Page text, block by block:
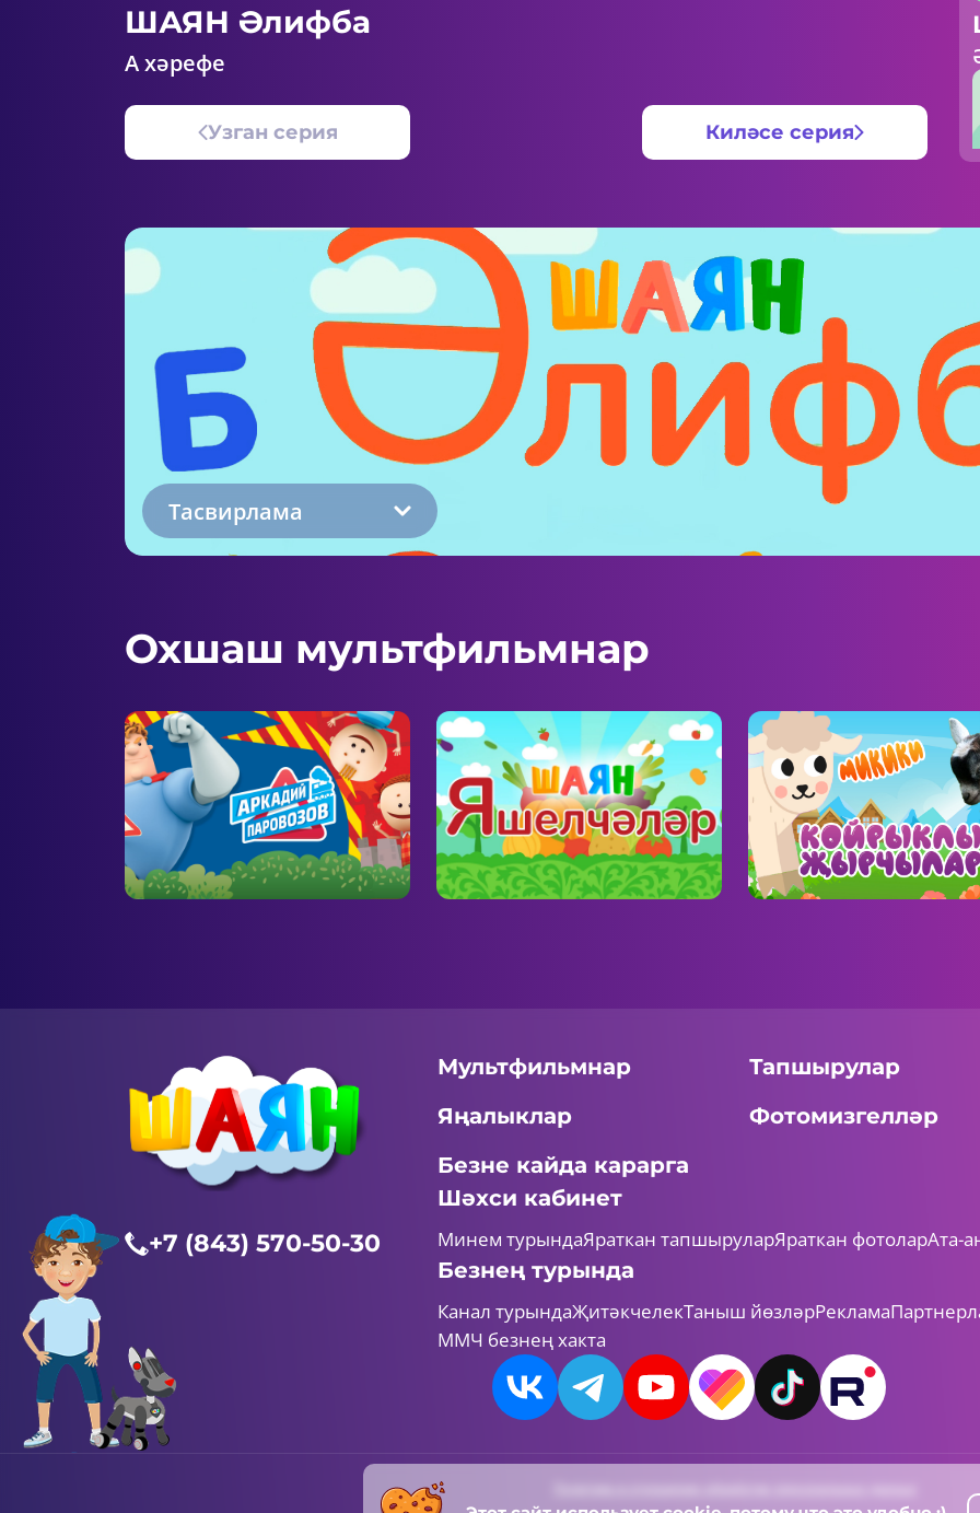
fullscreen
ШАЯН Әлифба
А хәрефе
Узган серия Киләсе серия
Тасвирлама
Охшаш мультфильмнар
+7 (843) 570-50-30
Мультфильмнар Тапшырулар
Яңалыклар
Фотомизгелләр
Безне кайда карарга
Шәхси кабинет
Минем турындаЯраткан тапшыруларЯраткан фотоларАта-
Безнең турында
Канал турындаҖитәкчелекТаныш йөзләрРеклама
ММЧ безнең хакта